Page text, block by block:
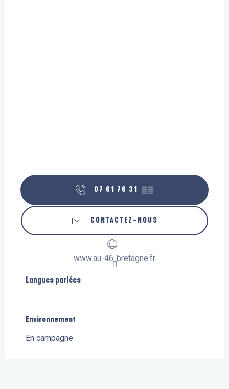
07 61 76 31 ▒▒
CONTACTEZ-NOUS
www.au-46-bretagne.fr
Langues parlées
Langues parlées
Environnement
Environnement
En campagne